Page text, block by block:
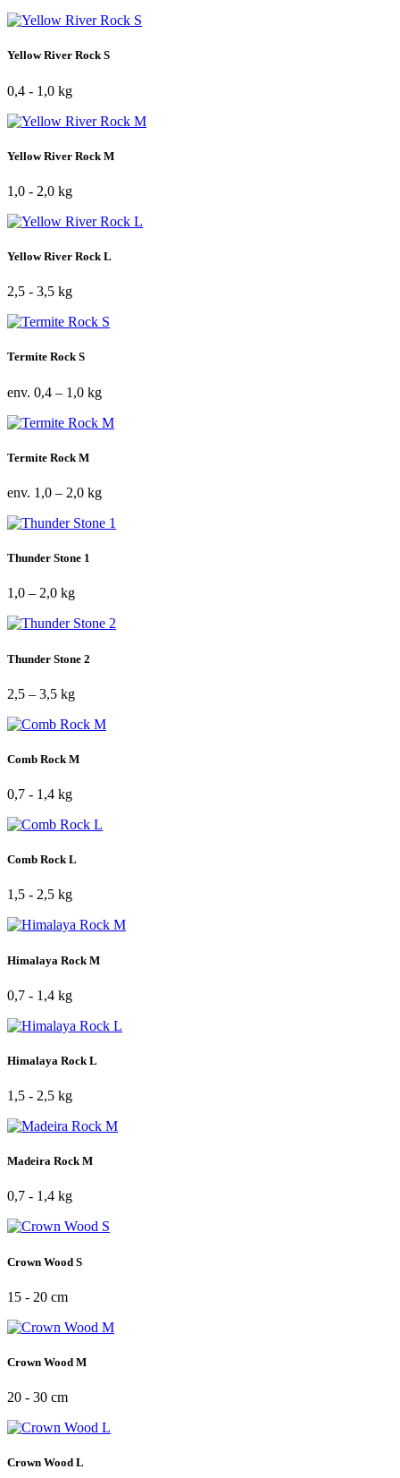
Yellow River Rock S
0,4 - 1,0 kg
Yellow River Rock M
1,0 - 2,0 kg
Yellow River Rock L
2,5 - 3,5 kg
Termite Rock S
env. 0,4 – 1,0 kg
Termite Rock M
env. 1,0 – 2,0 kg
Thunder Stone 1
1,0 – 2,0 kg
Thunder Stone 2
2,5 – 3,5 kg
Comb Rock M
0,7 - 1,4 kg
Comb Rock L
1,5 - 2,5 kg
Himalaya Rock M
0,7 - 1,4 kg
Himalaya Rock L
1,5 - 2,5 kg
Madeira Rock M
0,7 - 1,4 kg
Crown Wood S
15 - 20 cm
Crown Wood M
20 - 30 cm
Crown Wood L